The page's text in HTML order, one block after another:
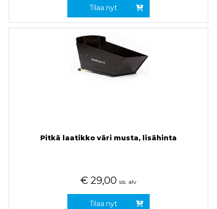
Tilaa nyt
Pitkä laatikko väri musta, lisähinta
€ 29,00 sis. alv
Tilaa nyt